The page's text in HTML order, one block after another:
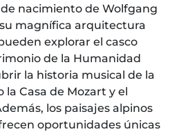
nacimiento de Wolfgang
magnífica arquitectura
explorar el casco
de la Humanidad
la historia musical de la
Casa de Mozart y el
los paisajes alpinos
oportunidades únicas